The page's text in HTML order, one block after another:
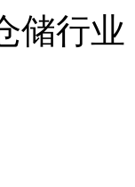
储行